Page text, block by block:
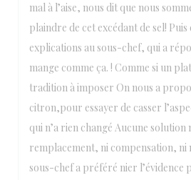
mal à l’aise, nous dit que nous
plaindre de cet excédant de sel! Puis
explications au sous-chef, qui a
mange comme ça. ! Comme si un
tradition à imposer On nous a
citron,pour essayer de casser
qui n’a rien changé Aucune solution
remplacement, ni compensation, ni
sous-chef a préféré nier l’évidence